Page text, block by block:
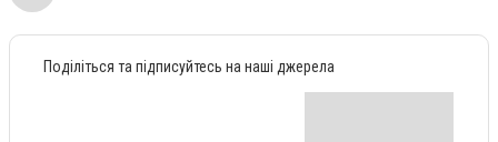
Поділіться та підписуйтесь на наші джерела